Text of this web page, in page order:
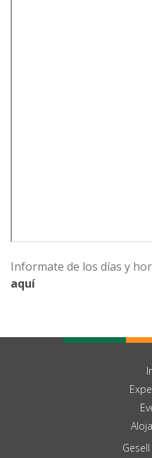
Informate de los días y
aquí